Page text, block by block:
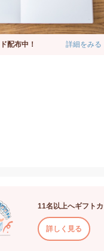
配布中！ 詳細をみる
11名以上へギフト
詳しく見る